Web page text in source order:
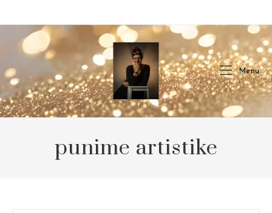
content
Menu
punime artistike